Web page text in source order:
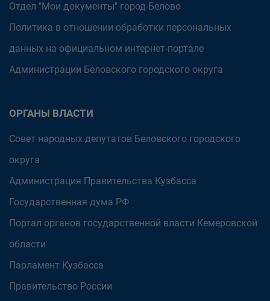
Отдел "Мои документы" город Белово
Политика в отношении обработки персональных
данных на официальном интернет-портале
Администрации Беловского городского округа
ОРГАНЫ ВЛАСТИ
Совет народных депутатов Беловского городского
округа
Администрация Правительства Кузбасса
Государственная дума РФ
Портал органов государственной власти Кемеровской
области
Парламент Кузбасса
Правительство России